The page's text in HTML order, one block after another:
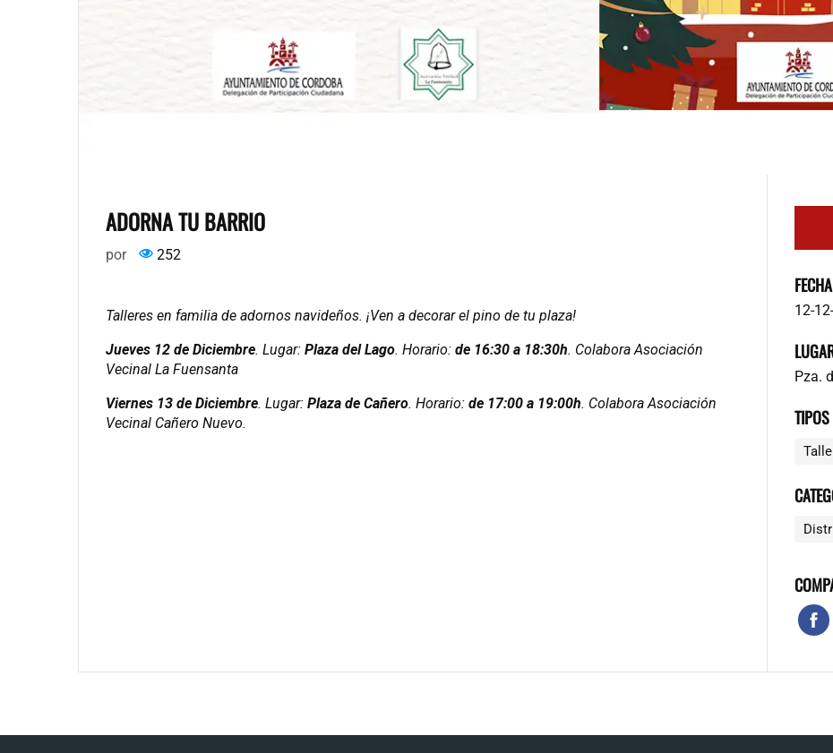
ADORNA TU BARRIO
por 252
Talleres en familia de adornos navideños. ¡Ven a decorar el pino de tu plaza!
Jueves 12 de Diciembre. Lugar: Plaza del Lago. Horario: de 16:30 a 18:30h. Colabora Asociación
Vecinal La Fuensanta
Viernes 13 de Diciembre. Lugar: Plaza de Cañero. Horario: de 17:00 a 19:00h. Colabora Asociación
Vecinal Cañero Nuevo.
12-
Pza.